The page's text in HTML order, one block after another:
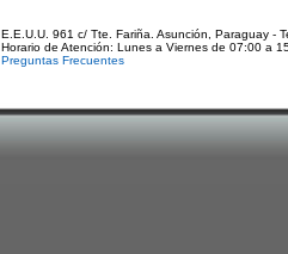
E.E.U.U. 961 c/ Tte. Fariña. Asunción, Paraguay -
Horario de Atención: Lunes a Viernes de 07:00 a
Preguntas Frecuentes